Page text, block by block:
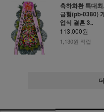
축하화환 특대
급형(pb-0380)
업식 결혼 3..
113,000원
1,130원 적립